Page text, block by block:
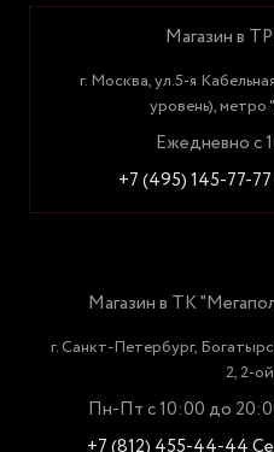
Магазин в
г. Москва, ул.5-я
уровень),
Ежедневно с
+7 (495) 145-77-77
Магазин в ТК
г. Санкт-Петербург,
2, 2-
Пн-Пт с 10:00 до